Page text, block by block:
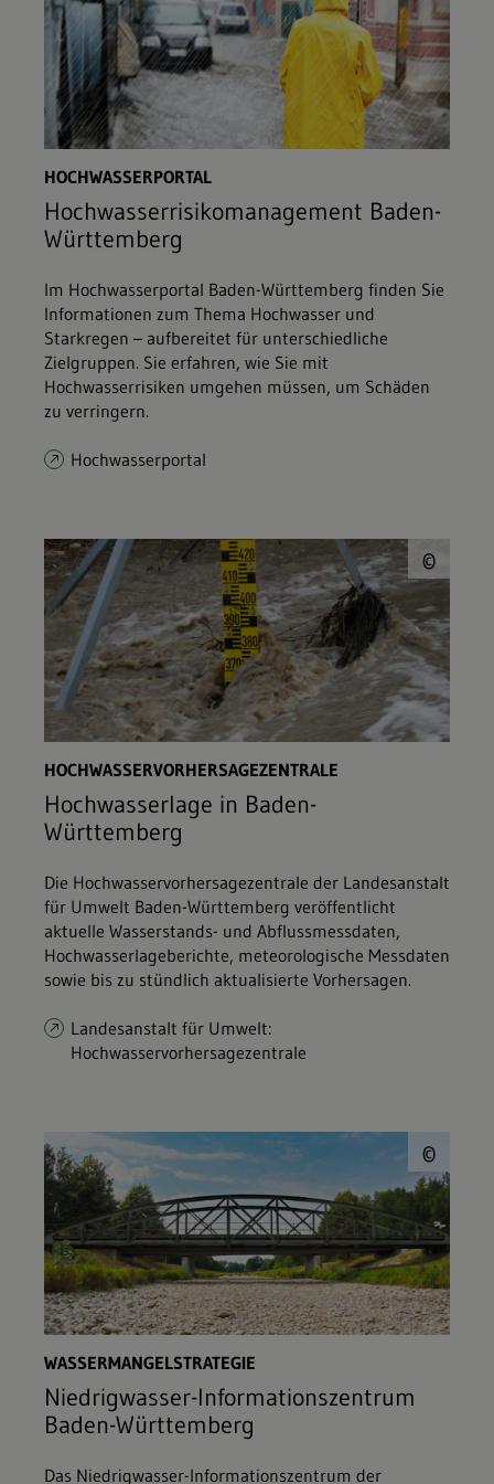
HOCHWASSERPORTAL
Hochwasserrisikomanagement Baden-
Württemberg
Im Hochwasserportal Baden-Württemberg finden Sie
Informationen zum Thema Hochwasser und
Starkregen – aufbereitet für unterschiedliche
Zielgruppen. Sie erfahren, wie Sie mit
Hochwasserrisiken umgehen müssen, um Schäden
zu verringern.
Hochwasserportal
©
HOCHWASSERVORHERSAGEZENTRALE
Hochwasserlage in Baden-
Württemberg
Die Hochwasservorhersagezentrale der Landesanstalt
für Umwelt Baden-Württemberg veröffentlicht
aktuelle Wasserstands- und Abflussmessdaten,
Hochwasserlageberichte, meteorologische Messdaten
sowie bis zu stündlich aktualisierte Vorhersagen.
Landesanstalt für Umwelt:
Hochwasservorhersagezentrale
©
WASSERMANGELSTRATEGIE
Niedrigwasser-Informationszentrum
Baden-Württemberg
Das Niedrigwasser-Informationszentrum der